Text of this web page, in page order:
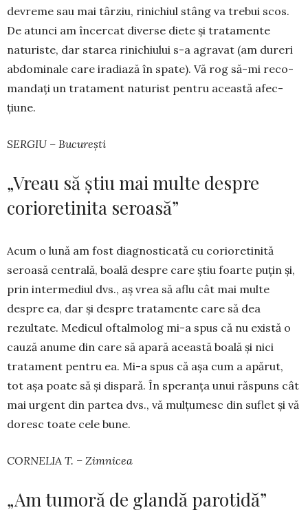
devreme sau mai târziu, rinichiul stâng va trebui scos.
De atunci am încercat diverse diete și trata­men­te
naturiste, dar starea ri­nichiului s-a agravat (am du­reri
abdominale care iradiază în spate). Vă rog să-mi reco­
man­dați un trata­ment na­tu­rist pentru această afec­
țiune.
SERGIU – București
„Vreau să știu mai multe despre
corioretinita seroasă”
Acum o lună am fost diagnosticată cu corio­retinită
seroasă centrală, boală despre care știu foarte puțin și,
prin intermediul dvs., aș vrea să aflu cât mai multe
despre ea, dar și despre trata­mente care să dea
rezultate. Medicul oftal­molog mi-a spus că nu există o
cauză anu­me din care să apară această boală și nici
tratament pen­tru ea. Mi-a spus că așa cum a apărut,
tot așa poate să și dispară. În speranța unui răs­puns cât
mai urgent din partea dvs., vă mul­țumesc din suflet și vă
doresc toate cele bune.
CORNELIA T. – Zimnicea
„Am tumoră de glandă parotidă”